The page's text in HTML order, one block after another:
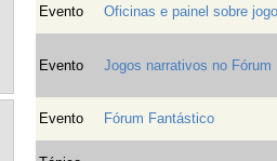
Evento Oficinas e painel sobre
Evento Jogos narrativos no Fórum
Evento Fórum Fantástico